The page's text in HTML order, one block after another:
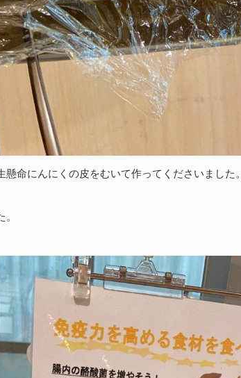
命にんにくの皮をむいて作ってくださいました。